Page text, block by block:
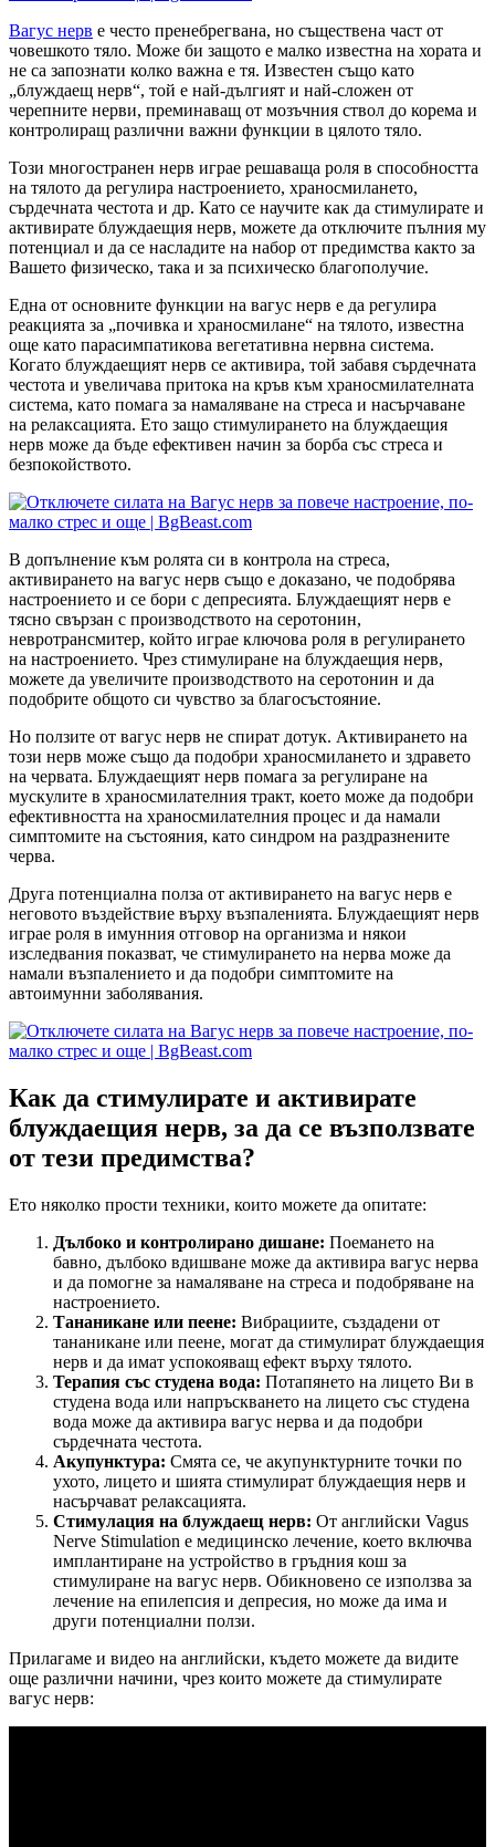
Вагус нерв е често пренебрегвана, но съществена част от
човешкото тяло. Може би защото е малко известна на хората и
не са запознати колко важна е тя. Известен също като
„блуждаещ нерв“, той е най-дългият и най-сложен от
черепните нерви, преминаващ от мозъчния ствол до корема и
контролиращ различни важни функции в цялото тяло.
Този многостранен нерв играе решаваща роля в способността
на тялото да регулира настроението, храносмилането,
сърдечната честота и др. Като се научите как да стимулирате и
активирате блуждаещия нерв, можете да отключите пълния му
потенциал и да се насладите на набор от предимства както за
Вашето физическо, така и за психическо благополучие.
Една от основните функции на вагус нерв е да регулира
реакцията за „почивка и храносмилане“ на тялото, известна
още като парасимпатикова вегетативна нервна система.
Когато блуждаещият нерв се активира, той забавя сърдечната
честота и увеличава притока на кръв към храносмилателната
система, като помага за намаляване на стреса и насърчаване
на релаксацията. Ето защо стимулирането на блуждаещия
нерв може да бъде ефективен начин за борба със стреса и
безпокойството.
В допълнение към ролята си в контрола на стреса,
активирането на вагус нерв също е доказано, че подобрява
настроението и се бори с депресията. Блуждаещият нерв е
тясно свързан с производството на серотонин,
невротрансмитер, който играе ключова роля в регулирането
на настроението. Чрез стимулиране на блуждаещия нерв,
можете да увеличите производството на серотонин и да
подобрите общото си чувство за благосъстояние.
Но ползите от вагус нерв не спират дотук. Активирането на
този нерв може също да подобри храносмилането и здравето
на червата. Блуждаещият нерв помага за регулиране на
мускулите в храносмилателния тракт, което може да подобри
ефективността на храносмилателния процес и да намали
симптомите на състояния, като синдром на раздразнените
черва.
Друга потенциална полза от активирането на вагус нерв е
неговото въздействие върху възпаленията. Блуждаещият нерв
играе роля в имунния отговор на организма и някои
изследвания показват, че стимулирането на нерва може да
намали възпалението и да подобри симптомите на
автоимунни заболявания.
Как да стимулирате и активирате
блуждаещия нерв, за да се възползвате
от тези предимства?
Ето няколко прости техники, които можете да опитате:
Дълбоко и контролирано дишане: Поемането на
бавно, дълбоко вдишване може да активира вагус нерва
и да помогне за намаляване на стреса и подобряване на
настроението.
Тананикане или пеене: Вибрациите, създадени от
тананикане или пеене, могат да стимулират блуждаещия
нерв и да имат успокояващ ефект върху тялото.
Терапия със студена вода: Потапянето на лицето Ви в
студена вода или напръскването на лицето със студена
вода може да активира вагус нерва и да подобри
сърдечната честота.
Акупунктура: Смята се, че акупунктурните точки по
ухото, лицето и шията стимулират блуждаещия нерв и
насърчават релаксацията.
Стимулация на блуждаещ нерв: От английски Vagus
Nerve Stimulation е медицинско лечение, което включва
имплантиране на устройство в гръдния кош за
стимулиране на вагус нерв. Обикновено се използва за
лечение на епилепсия и депресия, но може да има и
други потенциални ползи.
Прилагаме и видео на английски, където можете да видите
още различни начини, чрез които можете да стимулирате
вагус нерв: